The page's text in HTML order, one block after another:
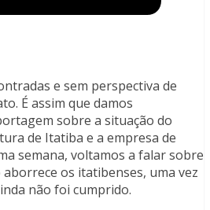
e sem perspectiva de
É assim que damos
sobre a situação do
de Itatiba e a empresa de
semana, voltamos a falar sobre
os itatibenses, uma vez
não foi cumprido.